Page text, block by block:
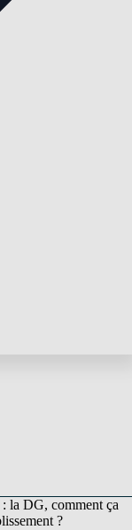
la DG, comment ça
?